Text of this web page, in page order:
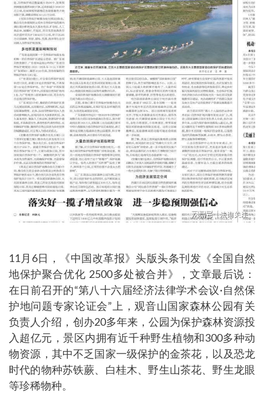
11月6日，《中国改革报》头版头条刊发《全国自然
地保护聚合优化 2500多处被合并》，文章最后说：
在日前召开的“第八十六届经济法律学术会议·自然保
护地问题专家论证会”上，观音山国家森林公园有关
负责人介绍，创办20多年来，公园为保护森林资源投
入超亿元，景区内拥有近千种野生植物和300多种动
物资源，其中不乏国家一级保护的金茶花，以及恐龙
时代的物种苏铁蕨、白桂木、野生山茶花、野生龙眼
等珍稀物种。